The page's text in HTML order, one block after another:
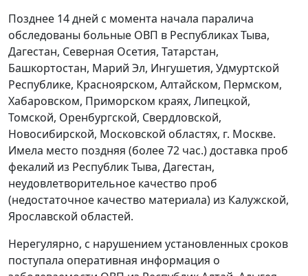
Позднее 14 дней с момента начала паралича
обследованы больные ОВП в Республиках Тыва,
Дагестан, Северная Осетия, Татарстан,
Башкортостан, Марий Эл, Ингушетия, Удмуртской
Республике, Красноярском, Алтайском, Пермском,
Хабаровском, Приморском краях, Липецкой,
Томской, Оренбургской, Свердловской,
Новосибирской, Московской областях, г. Москве.
Имела место поздняя (более 72 час.) доставка проб
фекалий из Республик Тыва, Дагестан,
неудовлетворительное качество проб
(недостаточное качество материала) из Калужской,
Ярославской областей.
Нерегулярно, с нарушением установленных сроков
поступала оперативная информация о